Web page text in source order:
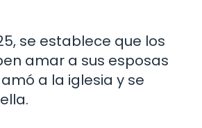
se establece que los
amar a sus esposas
a la iglesia y se